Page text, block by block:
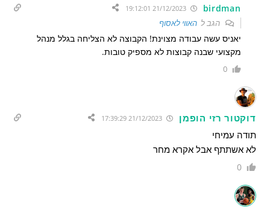
birdman
21/12/2023 19:12:01
הגב להאווי לאסוף
יאניס עשה עבודה מצוינת! הקבוצה לא הצליחה בגלל מנהל
מקצועי שבנה קבוצות לא מספיק טובות.
0
דוקטור רזי הופמן
תודה עמיחי
לא אשתתף אבל אקרא מחר
0